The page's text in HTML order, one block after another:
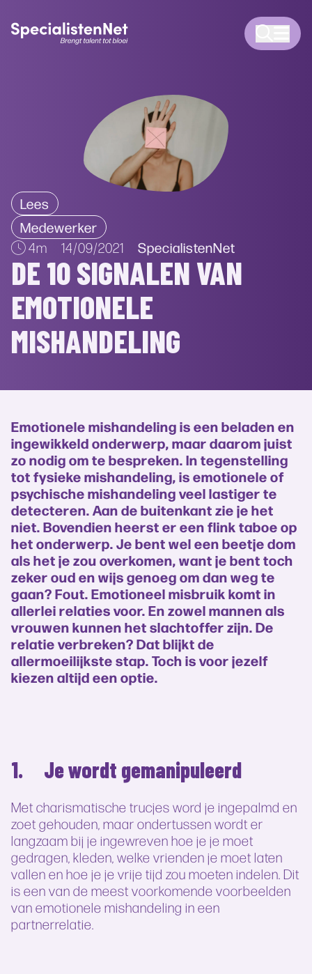
Lees
Medewerker
4m 14/09/2021 SpecialistenNet
DE 10 SIGNALEN VAN
EMOTIONELE
MISHANDELING
Emotionele mishandeling is een beladen en
ingewikkeld onderwerp, maar daarom juist
zo nodig om te bespreken. In tegenstelling
tot fysieke mishandeling, is emotionele of
psychische mishandeling veel lastiger te
detecteren. Aan de buitenkant zie je het
niet. Bovendien heerst er een flink taboe op
het onderwerp. Je bent wel een beetje dom
als het je zou overkomen, want je bent toch
zeker oud en wijs genoeg om dan weg te
gaan? Fout. Emotioneel misbruik komt in
allerlei relaties voor. En zowel mannen als
vrouwen kunnen het slachtoffer zijn. De
relatie verbreken? Dat blijkt de
allermoeilijkste stap. Toch is voor jezelf
kiezen altijd een optie.
1. Je wordt gemanipuleerd
Met charismatische trucjes word je ingepalmd en
zoet gehouden, maar ondertussen wordt er
langzaam bij je ingewreven hoe je je moet
gedragen, kleden, welke vrienden je moet laten
vallen en hoe je je vrije tijd zou moeten indelen. Dit
is een van de meest voorkomende voorbeelden
van emotionele mishandeling in een
partnerrelatie.